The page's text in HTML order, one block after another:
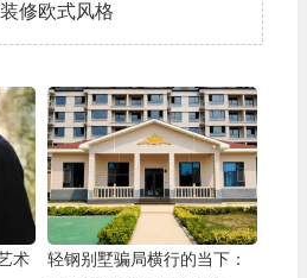
修欧式风格
术
轻钢别墅骗局横行的当下：